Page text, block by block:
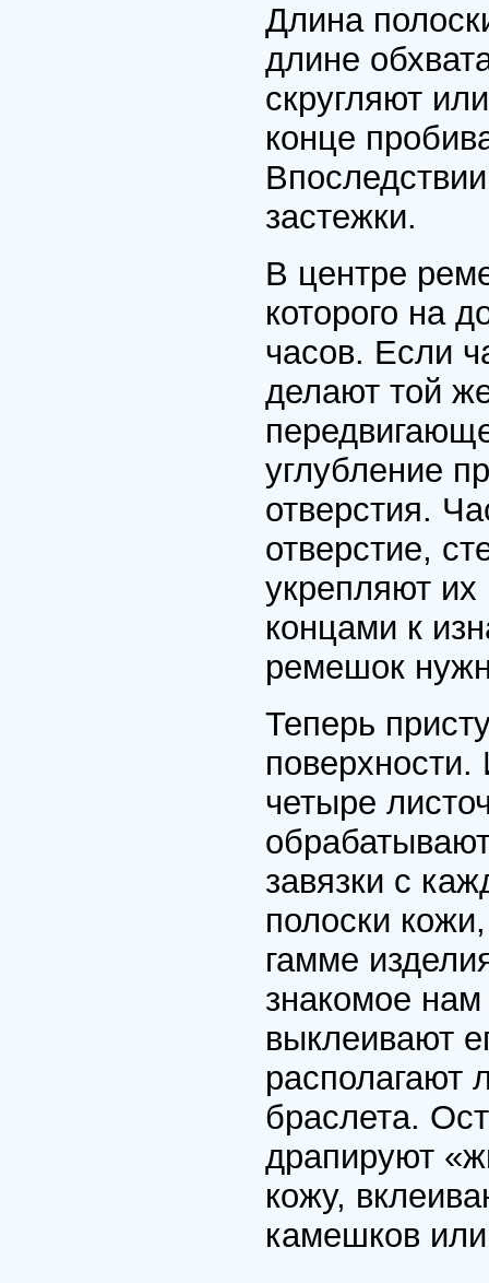
Длина
длине
скругляют
конце
застежки.
В центре
которого на
часов. Если
делают той
углубление
отверстия.
отверстие,
укрепляют
концами к
ремешок
Теперь
четыре
завязки с
полоски
гамме
знакомое нам
выклеивают
располагают
браслета.
драпируют
кожу,
камешков